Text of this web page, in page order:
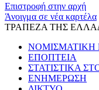
Επιστροφή στην αρχή
Άνοιγμα σε νέα καρτέλα
ΤΡΑΠΕΖΑ ΤΗΣ
ΝΟΜΙΣΜΑΤΙΚΗ
ΕΠΟΠΤΕΙΑ
ΣΤΑΤΙΣΤΙΚΑ
ΕΝΗΜΕΡΩΣΗ